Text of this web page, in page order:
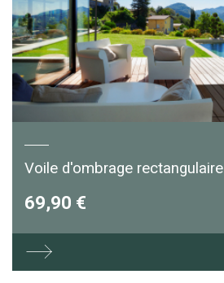
Voile d'ombrage rectangulaire
69,90 €